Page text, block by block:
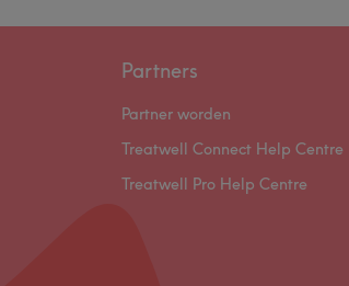
Partners
Partner worden
Treatwell Connect Help Centre
Treatwell Pro Help Centre